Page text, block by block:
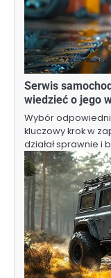
Serwis
wiedzieć o jego
Wybór
kluczowy krok w
działał sprawnie i